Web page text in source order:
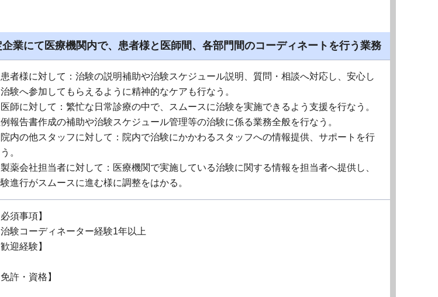
業にて医療機関内で、患者様と医師間、各部門間のコーディネートを行う業務
患者様に対して：治験の説明補助や治験スケジュール説明、質問・相談へ対応し、安心し
験へ参加してもらえるように精神的なケアも行なう。
医師に対して：繁忙な日常診療の中で、スムースに治験を実施できるよう支援を行なう。
報告書作成の補助や治験スケジュール管理等の治験に係る業務全般を行なう。
院内の他スタッフに対して：院内で治験にかかわるスタッフへの情報提供、サポートを行
。
製薬会社担当者に対して：医療機関で実施している治験に関する情報を担当者へ提供し、
進行がスムースに進む様に調整をはかる。
必須事項】
治験コーディネーター経験1年以上
歓迎経験】
免許・資格】